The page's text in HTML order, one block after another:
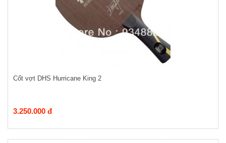
Cốt vợt DHS Hurricane King 2
3.250.000 đ